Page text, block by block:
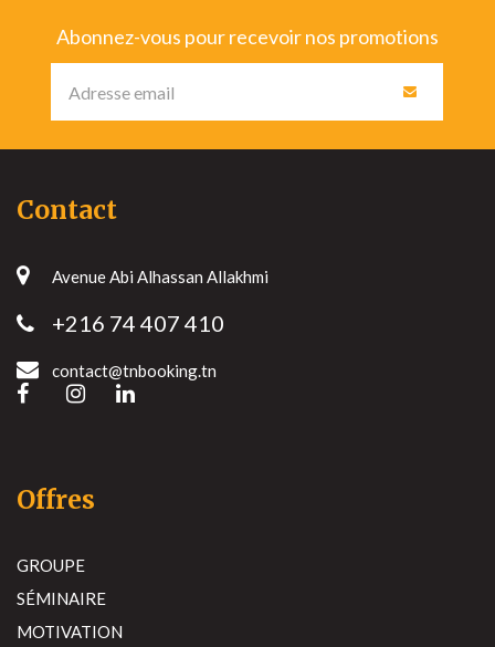
Abonnez-vous pour recevoir nos promotions
Contact
Avenue Abi Alhassan Allakhmi
+216 74 407 410
contact@tnbooking.tn
Offres
GROUPE
SÉMINAIRE
MOTIVATION